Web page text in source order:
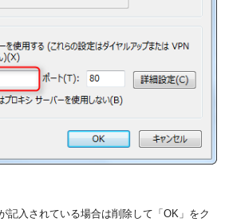
記入されている場合は削除して「OK」をク